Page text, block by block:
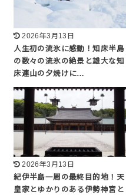
2026年3月13日
人生初の流氷に感動！知床半島
の数々の流氷の絶景と雄大な知
床連山の夕焼けに…
2026年3月13日
紀伊半島一周の最終目的地！天
皇家とゆかりのある伊勢神宮と